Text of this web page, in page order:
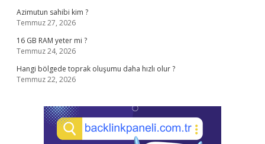
Azimutun sahibi kim ?
Temmuz 27, 2026
16 GB RAM yeter mi ?
Temmuz 24, 2026
Hangi bölgede toprak oluşumu daha hızlı olur ?
Temmuz 22, 2026